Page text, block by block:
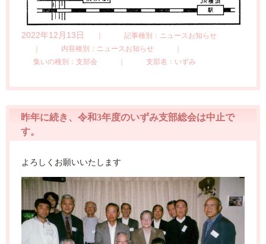
2022年12月13日
記事種別：ニュースお知らせ
内容種別：ニュースお知らせ
集いの種別：支部会
支部名：いずみ
昨年に続き、令和3年度のいずみ支部総会は中止で
す。
よろしくお願いいたします